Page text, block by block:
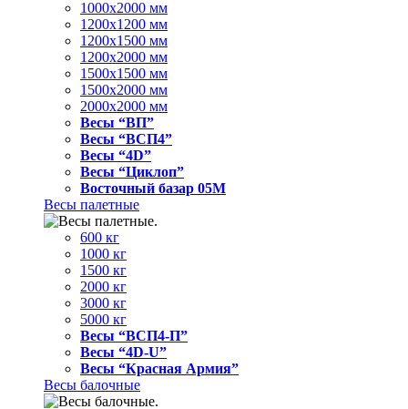
1000x2000 мм
1200x1200 мм
1200x1500 мм
1200x2000 мм
1500x1500 мм
1500x2000 мм
2000x2000 мм
Весы “ВП”
Весы “ВСП4”
Весы “4D”
Весы “Циклоп”
Восточный базар 05M
Весы палетные
600 кг
1000 кг
1500 кг
2000 кг
3000 кг
5000 кг
Весы “ВСП4-П”
Весы “4D-U”
Весы “Красная Армия”
Весы балочные